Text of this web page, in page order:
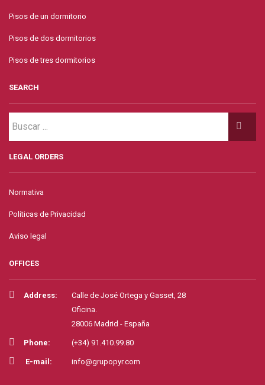
Pisos de un dormitorio
Pisos de dos dormitorios
Pisos de tres dormitorios
SEARCH
LEGAL ORDERS
Normativa
Políticas de Privacidad
Aviso legal
OFFICES
Address:
Calle de José Ortega y Gasset, 28
Oficina.
28006 Madrid - España
Phone: (+34) 91.410.99.80
E-mail: info@grupopyr.com